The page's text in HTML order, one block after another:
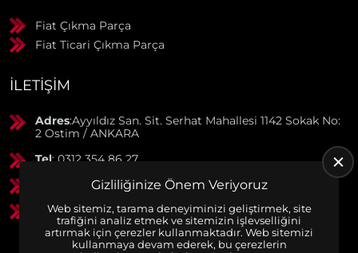
Fiat Çıkma Parça
Fiat Ticari Çıkma Parça
İLETIŞIM
Adres:Ayyıldız San. Sit. Serhat Mahallesi 1142 Sokak No:
2 Ostim / ANKARA
Tel: 0312 354 86 27
: 0506 369 50 55
GSM: 0553 790 38 01
Gizliliğinize Önem Veriyoruz
Web sitemiz, tarama deneyiminizi geliştirmek, site
trafiğini analiz etmek ve sitemizin işlevselliğini
artırmak için çerezler kullanmaktadır. Web sitemizi
kullanmaya devam ederek, bu çerezlerin